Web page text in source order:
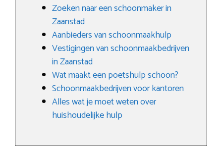
Zoeken naar een schoonmaker in
Zaanstad
Aanbieders van schoonmaakhulp
Vestigingen van schoonmaakbedrijven
in Zaanstad
Wat maakt een poetshulp schoon?
Schoonmaakbedrijven voor kantoren
Alles wat je moet weten over
huishoudelijke hulp